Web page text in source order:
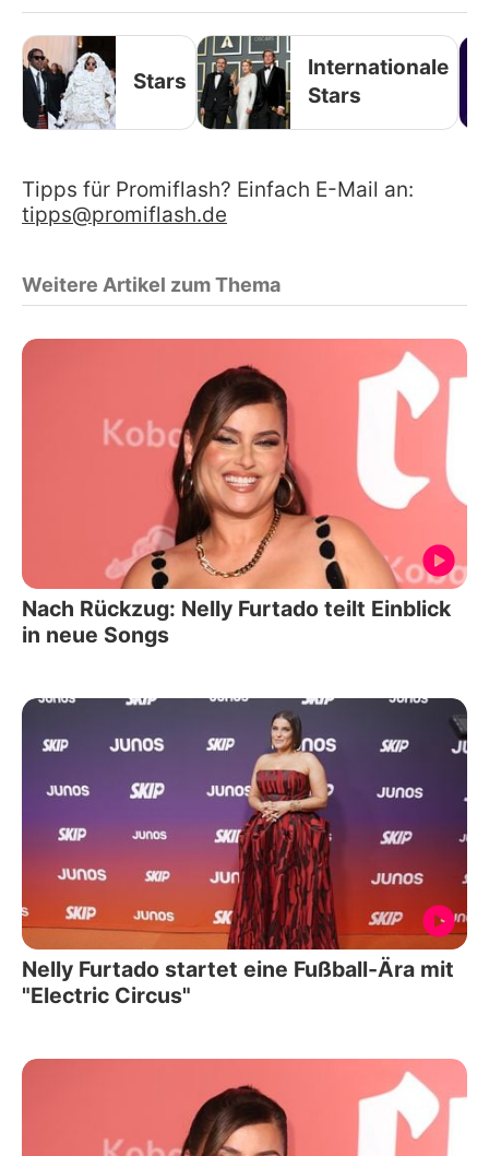
Stars
Internationale
Stars
Tipps für Promiflash? Einfach E-Mail an:
tipps@promiflash.de
Weitere Artikel zum Thema
Nach Rückzug: Nelly Furtado teilt Einblick
in neue Songs
Nelly Furtado startet eine Fußball-Ära mit
"Electric Circus"